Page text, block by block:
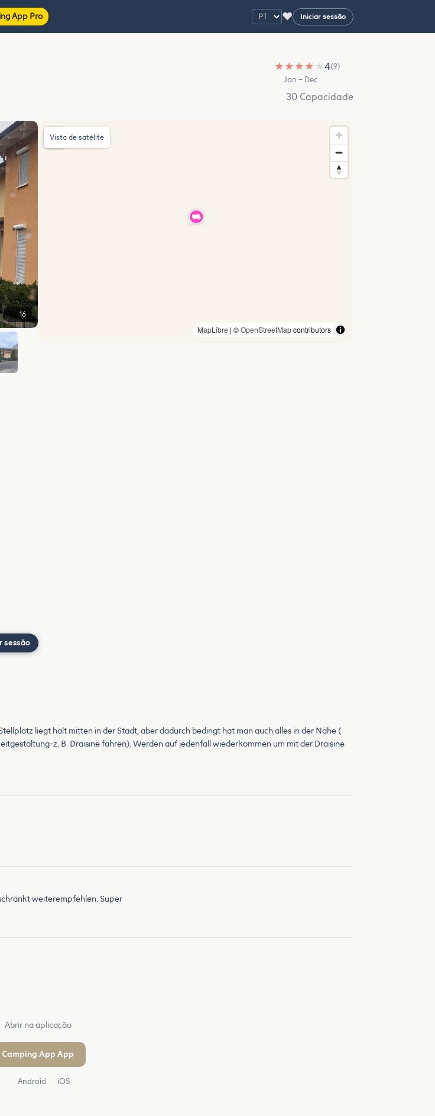
App Pro ♥ Iniciar sessão
★ ★ ★ ★ ★4(9)
Jan – Dec
30 Capacidade
16
MapLibre | ©OpenStreetMapcontributors
Vista de satélite
sessão
liegt halt mitten in der Stadt, aber dadurch bedingt hat man auch alles in der Nähe (
z. B. Draisine fahren). Werden auf jedenfall wiederkommen um mit der Draisine
weiterempfehlen. Super
Abrir na aplicação
Camping App App
Android iOS